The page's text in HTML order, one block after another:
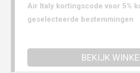
Air Italy kortingscode voor 5%
geselecteerde bestemmingen
BEKIJK